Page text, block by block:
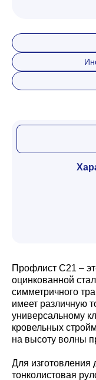
Профлист С21 –
оцинкованной
симметричного
имеет различную
универсальному
кровельных
на высоту волны
Для изготовления
тонколистовая